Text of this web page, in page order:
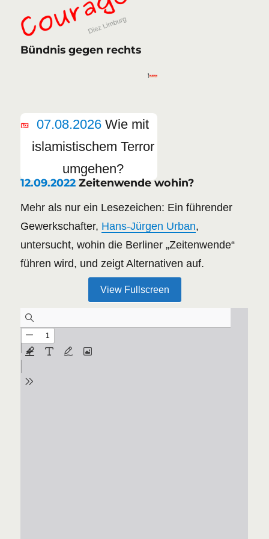
Bündnis gegen rechts
07.08.2026 Wie mit
islamistischem Terror
umgehen?
12.09.2022 Zeitenwende wohin?
Mehr als nur ein Lesezeichen: Ein führender
Gewerkschafter, Hans-Jürgen Urban,
untersucht, wohin die Berliner „Zeitenwende“
führen wird, und zeigt Alternativen auf.
View Fullscreen